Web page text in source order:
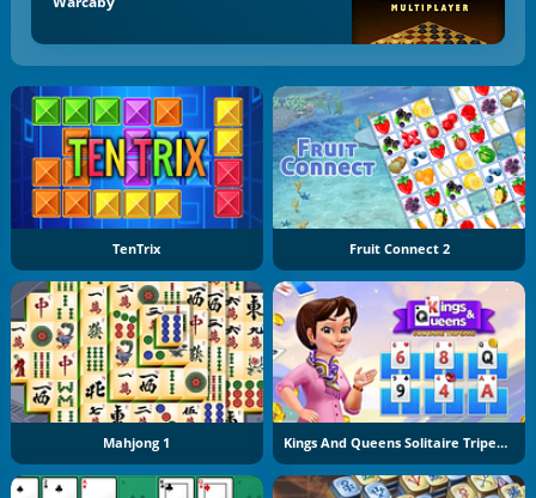
TenTrix Fruit Connect 2
Mahjong 1 Kings And Queens Solitaire Tripeaks